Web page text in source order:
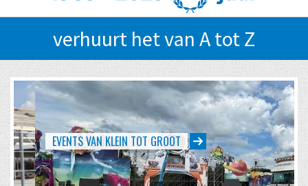
verhuurt het van A tot Z
EVENTS VAN KLEIN TOT GROOT